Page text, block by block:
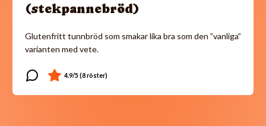
(stekpannebröd)
Glutenfritt tunnbröd som smakar lika bra som den ”vanliga”
varianten med vete.